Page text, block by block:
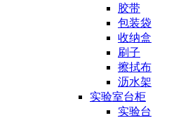
胶带
包装袋
收纳盒
刷子
擦拭布
沥水架
实验室台柜
实验台